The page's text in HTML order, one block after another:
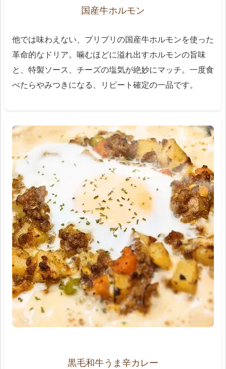
国産牛ホルモン
他では味わえない、プリプリの国産牛ホルモンを使った
革命的なドリア。噛むほどに溢れ出すホルモンの旨味
と、特製ソース、チーズの塩気が絶妙にマッチ。一度食
べたらやみつきになる、リピート確定の一品です。
黒毛和牛うま辛カレー